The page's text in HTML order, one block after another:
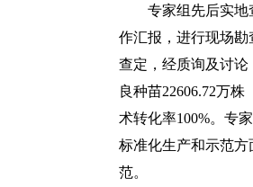
专家组先后实地查
作汇报，进行现场勘
查定，经质询及讨
良种苗22606.72万
术转化率100%。专
标准化生产和示范
范。